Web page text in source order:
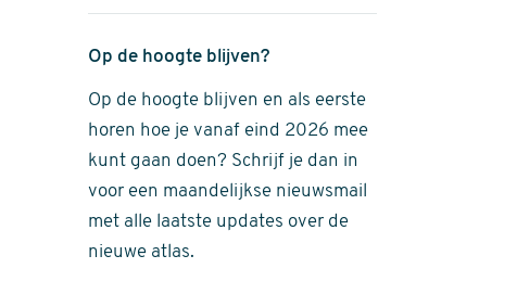
Op de hoogte blijven?
Op de hoogte blijven en als eerste
horen hoe je vanaf eind 2026 mee
kunt gaan doen? Schrijf je dan in
voor een maandelijkse nieuwsmail
met alle laatste updates over de
nieuwe atlas.